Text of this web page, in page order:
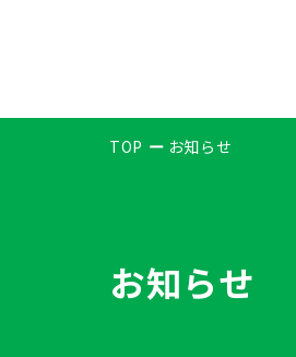
TOP お知らせ
お知らせ